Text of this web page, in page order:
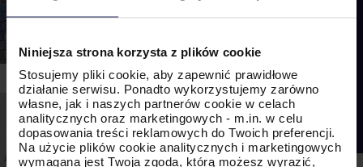
Niniejsza strona korzysta z plików cookie
Stosujemy pliki cookie, aby zapewnić prawidłowe
działanie serwisu. Ponadto wykorzystujemy zarówno
własne, jak i naszych partnerów cookie w celach
analitycznych oraz marketingowych - m.in. w celu
dopasowania treści reklamowych do Twoich preferencji.
Na użycie plików cookie analitycznych i marketingowych
wymagana jest Twoja zgoda, którą możesz wyrazić,
study
OTODOM
Raporty i akcje